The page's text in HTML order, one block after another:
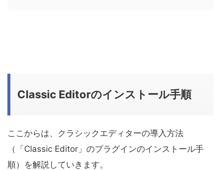
Classic Editorのインストール手順
ここからは、クラシックエディターの導入方法
（「Classic Editor」のプラグインのインストール手
順）を解説していきます。